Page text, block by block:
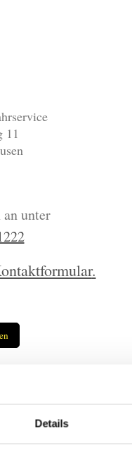
Details
11
unter
.